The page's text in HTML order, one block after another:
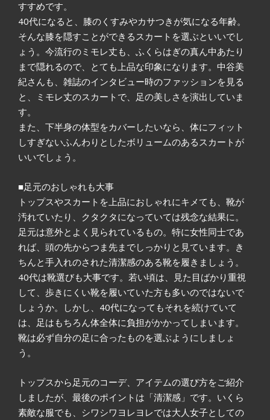
すすめです。
40代になると、膝のくすみやカサつきが気になる年齢。
そんな膝を隠すことができるスカートを選ぶといいでし
ょう。今流行のミモレ丈も、ふくらはぎの真ん中あたり
まで隠れるので、とても上品な印象になります。中谷美
紀さんも、雑誌のインタビュー時のファッションを見る
と、ミモレ丈のスカートで、足の美しさを演出していま
す。
また、下半身の体型をカバーしたいなら、体にフィット
しすぎないふんわりとしたボリュームのあるスカートが
いいでしょう。
■足元のおしゃれも大事
トップスやスカートを上品におしゃれにキメても、靴が
汚れていたり、クタクタになっていては残念な結果に。
足元は意外とよく見られているもの。特に女性同士であ
れば、頭の先からつま先までしっかりと見ています。き
ちんと手入れのされた清潔感のある靴を履きましょう。
40代は靴選びも大事です。若い頃は、見た目ばかり重視
して、歩きにくい靴を履いていた方も多いのではないで
しょうか。しかし、40代になってもそれを続けていて
は、足はもちろん体全体に負担がかかってしまいます。
靴は必ず自分の足に合ったものを選ぶようにしましょ
う。
トップスから足元のコーデ、アイテムの選び方をご紹介
しましたが、最後のポイントは「清潔感」です。いくら
素敵な服でも、シワシワヨレヨレでは大人女子としての